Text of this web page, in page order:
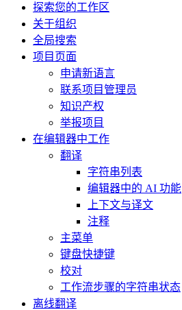
探索您的工作区
关于组织
全局搜索
项目页面
申请新语言
联系项目管理员
知识产权
举报项目
在编辑器中工作
翻译
字符串列表
编辑器中的 AI 功能
上下文与译文
注释
主菜单
键盘快捷键
校对
工作流步骤的字符串状态
离线翻译